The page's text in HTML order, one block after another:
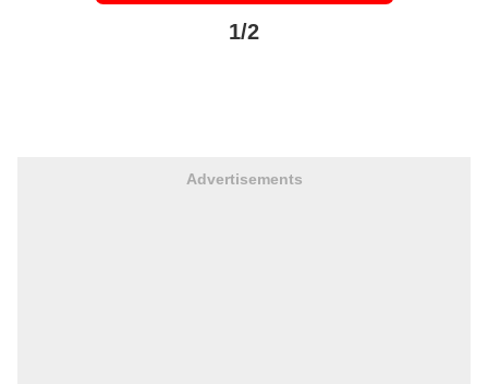
1/2
Advertisements